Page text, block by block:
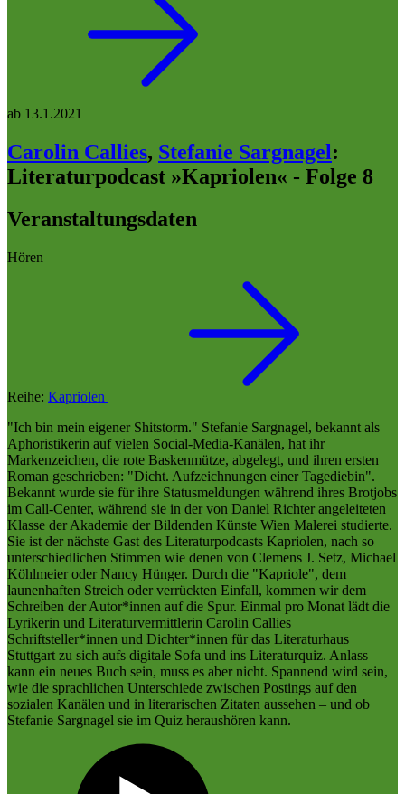
ab 13.1.2021
Carolin Callies, Stefanie Sargnagel:
Literaturpodcast »Kapriolen« - Folge 8
Veranstaltungsdaten
Hören
Reihe: Kapriolen
"Ich bin mein eigener Shitstorm." Stefanie Sargnagel, bekannt als
Aphoristikerin auf vielen Social-Media-Kanälen, hat ihr
Markenzeichen, die rote Baskenmütze, abgelegt, und ihren ersten
Roman geschrieben: "Dicht. Aufzeichnungen einer Tagediebin".
Bekannt wurde sie für ihre Statusmeldungen während ihres Brotjobs
im Call-Center, während sie in der von Daniel Richter angeleiteten
Klasse der Akademie der Bildenden Künste Wien Malerei studierte.
Sie ist der nächste Gast des Literaturpodcasts Kapriolen, nach so
unterschiedlichen Stimmen wie denen von Clemens J. Setz, Michael
Köhlmeier oder Nancy Hünger. Durch die "Kapriole", dem
launenhaften Streich oder verrückten Einfall, kommen wir dem
Schreiben der Autor*innen auf die Spur. Einmal pro Monat lädt die
Lyrikerin und Literaturvermittlerin Carolin Callies
Schriftsteller*innen und Dichter*innen für das Literaturhaus
Stuttgart zu sich aufs digitale Sofa und ins Literaturquiz. Anlass
kann ein neues Buch sein, muss es aber nicht. Spannend wird sein,
wie die sprachlichen Unterschiede zwischen Postings auf den
sozialen Kanälen und in literarischen Zitaten aussehen – und ob
Stefanie Sargnagel sie im Quiz heraushören kann.